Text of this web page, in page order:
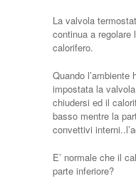
La valvola
continua a regolare
calorifero.
Quando l’ambiente
impostata la
chiudersi ed il
basso mentre la
convettivi
E’ normale che il
parte inferiore?